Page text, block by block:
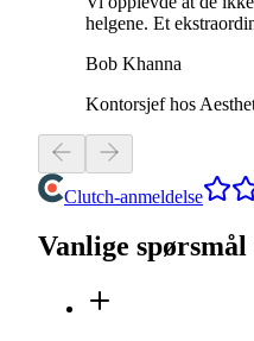
helgene. Et
Bob Khanna
Kontorsjef hos
Clutch-anmeldelse
Vanlige